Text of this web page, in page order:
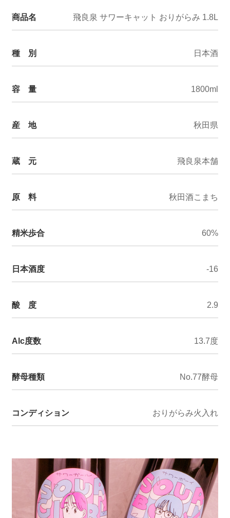
商品名 飛良泉 サワーキャット おりがらみ 1.8L
種 別 日本酒
容 量 1800ml
産 地 秋田県
蔵 元 飛良泉本舗
原 料 秋田酒こまち
精米歩合 60%
日本酒度 -16
酸 度 2.9
Alc度数 13.7度
酵母種類 No.77酵母
コンディション おりがらみ火入れ